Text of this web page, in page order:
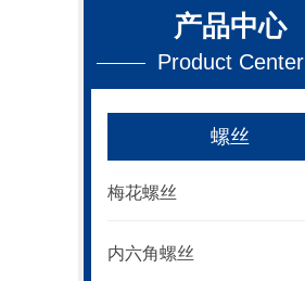
产品中心
Product Center
螺丝
梅花螺丝
内六角螺丝